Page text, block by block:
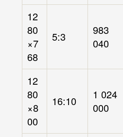
12
80
×7
68
5:3
983
040
12
80
×8
00
16:10
1 024
000